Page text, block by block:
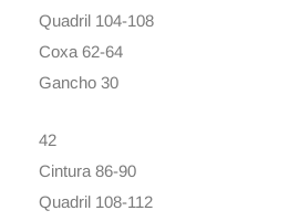
Quadril 104-108
Coxa 62-64
Gancho 30
42
Cintura 86-90
Quadril 108-112